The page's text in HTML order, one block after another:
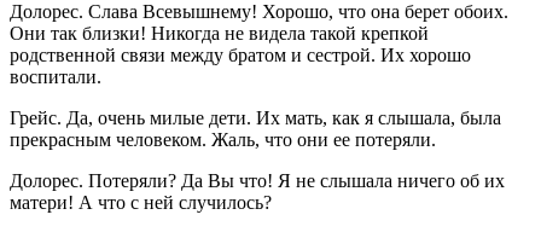
Долорес. Слава Всевышнему! Хорошо, что она берет обоих.
Они так близки! Никогда не видела такой крепкой
родственной связи между братом и сестрой. Их хорошо
воспитали.
Грейс. Да, очень милые дети. Их мать, как я слышала, была
прекрасным человеком. Жаль, что они ее потеряли.
Долорес. Потеряли? Да Вы что! Я не слышала ничего об их
матери! А что с ней случилось?